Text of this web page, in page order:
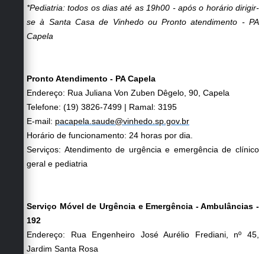
Serviços Online
*Pediatria: todos os dias até as 19h00 - após o horário dirigir-
se à Santa Casa de Vinhedo ou Pronto atendimento - PA
Capela
Pronto Atendimento - PA Capela
Endereço: Rua Juliana Von Zuben Dêgelo, 90, Capela
Telefone: (19) 3826-7499 | Ramal: 3195
E-mail: pacapela.saude@vinhedo.sp.gov.br
Horário de funcionamento: 24 horas por dia.
Serviços: Atendimento de urgência e emergência de clínico
geral e pediatria
Serviço Móvel de Urgência e Emergência - Ambulâncias -
192
Endereço: Rua Engenheiro José Aurélio Frediani, nº 45,
Jardim Santa Rosa